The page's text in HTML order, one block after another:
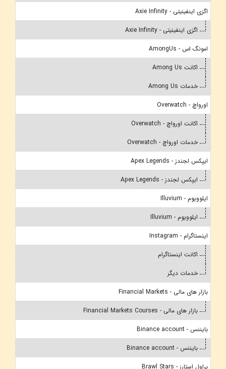
اگزی اینفینیتی - Axie Infinity
اگزی اینفینیتی - Axie Infinity
امونگ اس - AmongUs
اکانت Among Us
خدمات Among Us
اورواچ - Overwatch
اکانت اورواچ - Overwatch
خدمات اورواچ - Overwatch
ایپکس لجندز - Apex Legends
ایپکس لجندز - Apex Legends
ایلوویوم - Illuvium
ایلوویوم - Illuvium
اینستاگرام - Instagram
اکانت اینستاگرام
خدمات دیگر
بازار های مالی - Financial Markets
بازار های مالی - Financial Markets Courses
بایننس - Binance account
بایننس - Binance account
براول استارز - Brawl Stars